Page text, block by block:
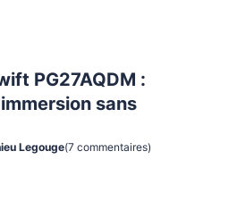
PG27AQDM :
sans
Legouge(7 commentaires)